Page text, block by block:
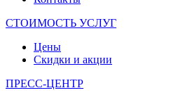
СТОИМОСТЬ УСЛУГ
Цены
Скидки и акции
ПРЕСС-ЦЕНТР